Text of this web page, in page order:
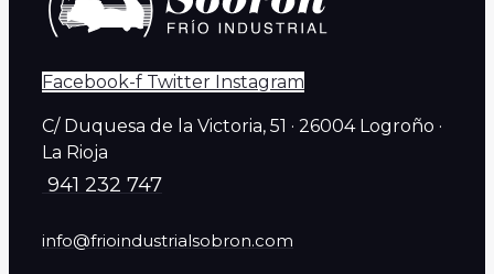
Facebook-f Twitter Instagram
C/ Duquesa de la Victoria, 51 · 26004 Logroño ·
La Rioja
941 232 747
info@frioindustrialsobron.com